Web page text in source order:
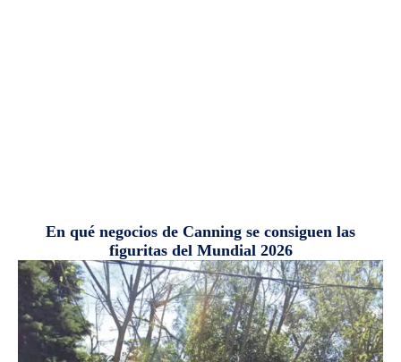
En qué negocios de Canning se consiguen las
figuritas del Mundial 2026